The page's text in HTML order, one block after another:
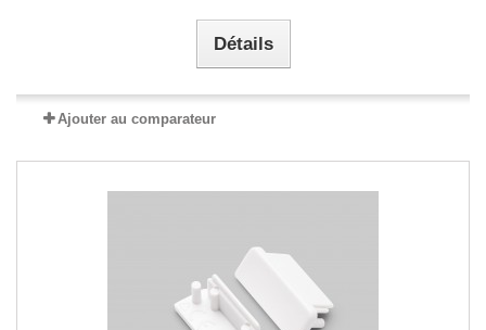
Détails
Ajouter au comparateur